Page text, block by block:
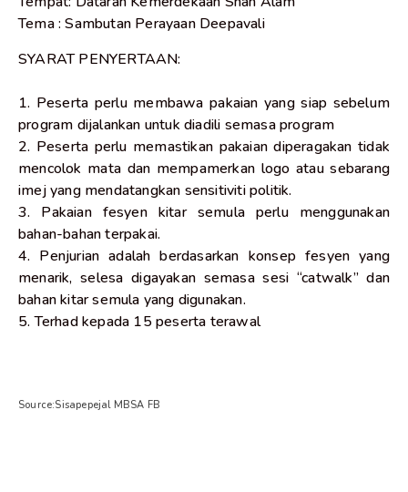
Tema : Sambutan Perayaan Deepavali
SYARAT PENYERTAAN:
1. Peserta perlu membawa pakaian yang siap sebelum
program dijalankan untuk diadili semasa program
2. Peserta perlu memastikan pakaian diperagakan tidak
mencolok mata dan mempamerkan logo atau sebarang
imej yang mendatangkan sensitiviti politik.
3. Pakaian fesyen kitar semula perlu menggunakan
bahan-bahan terpakai.
4. Penjurian adalah berdasarkan konsep fesyen yang
menarik, selesa digayakan semasa sesi “catwalk” dan
bahan kitar semula yang digunakan.
5. Terhad kepada 15 peserta terawal
Source:Sisapepejal MBSA FB